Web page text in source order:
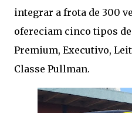
integrar a frota de 300
ofereciam cinco tipos
Premium, Executivo,
Classe Pullman.